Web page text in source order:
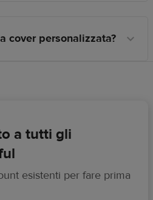
cover personalizzata?
a tutti gli
esistenti per fare prima